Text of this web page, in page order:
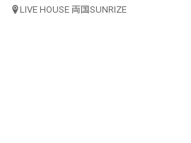
LIVE HOUSE 両国SUNRIZE